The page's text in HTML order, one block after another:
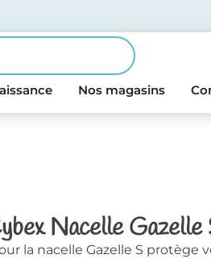
Nos magasins
Nacelle Gazelle
la nacelle Gazelle S